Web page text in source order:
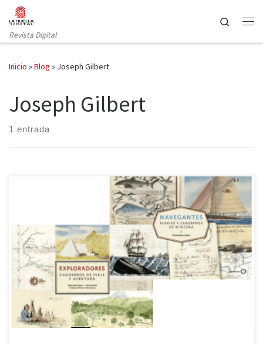
Saltar al contenido
Revista Digital
Search
Inicio »Blog » Joseph Gilbert
Joseph Gilbert
1 entrada
«Un paseo visual por el descubrimiento del mundo» se podría
titular la obra que hoy reseñamos. Después de mostrarnos los
recorridos por diferentes lugares de África, Asia y América en la
obra de Huw Lewis-Jones y Kari Herbert Exploradores: Cuadernos
de viaje y aventura (octubre de 2016, ver booktrail), GeoPlaneta
[…]